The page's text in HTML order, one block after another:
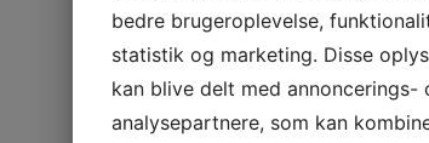
bedre brugeroplevelse,
statistik og marketing. Disse
kan blive delt med annoncerings-
analysepartnere, som kan